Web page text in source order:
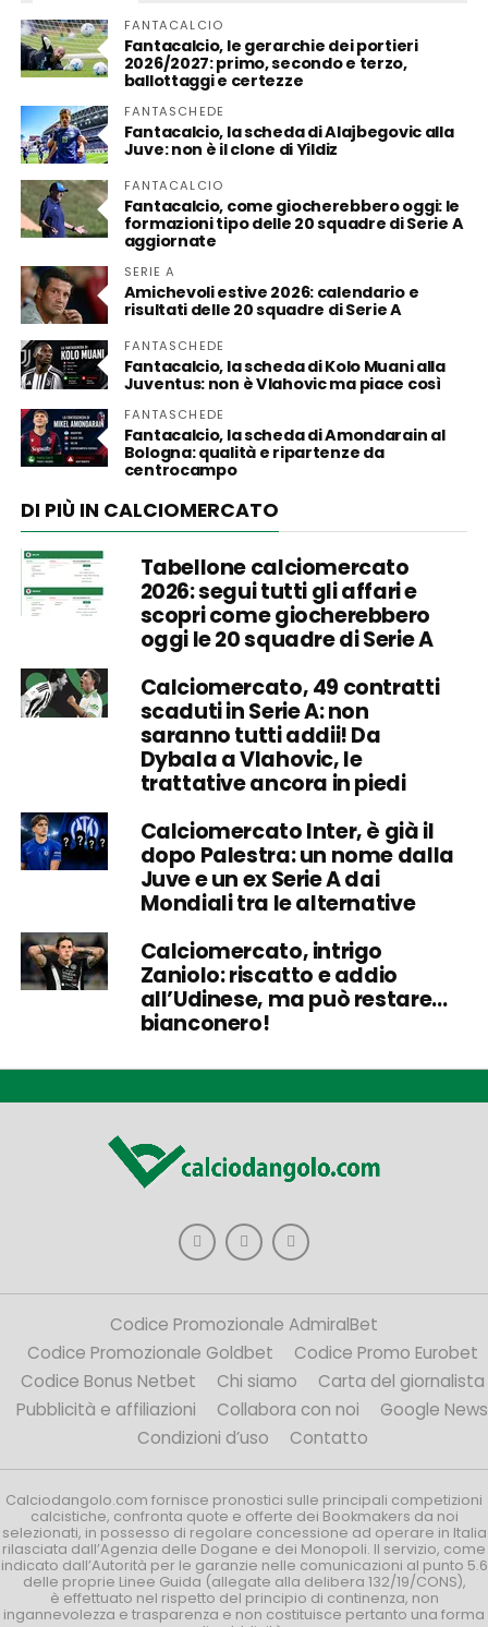
FANTACALCIO
Fantacalcio, le gerarchie dei portieri
2026/2027: primo, secondo e terzo,
ballottaggi e certezze
FANTASCHEDE
Fantacalcio, la scheda di Alajbegovic alla
Juve: non è il clone di Yildiz
FANTACALCIO
Fantacalcio, come giocherebbero oggi: le
formazioni tipo delle 20 squadre di Serie A
aggiornate
SERIE A
Amichevoli estive 2026: calendario e
risultati delle 20 squadre di Serie A
FANTASCHEDE
Fantacalcio, la scheda di Kolo Muani alla
Juventus: non è Vlahovic ma piace così
FANTASCHEDE
Fantacalcio, la scheda di Amondarain al
Bologna: qualità e ripartenze da
centrocampo
DI PIÙ IN CALCIOMERCATO
Tabellone calciomercato
2026: segui tutti gli affari e
scopri come giocherebbero
oggi le 20 squadre di Serie A
Calciomercato, 49 contratti
scaduti in Serie A: non
saranno tutti addii! Da
Dybala a Vlahovic, le
trattative ancora in piedi
Calciomercato Inter, è già il
dopo Palestra: un nome dalla
Juve e un ex Serie A dai
Mondiali tra le alternative
Calciomercato, intrigo
Zaniolo: riscatto e addio
all’Udinese, ma può restare…
bianconero!
Codice Promozionale AdmiralBet
Codice Promozionale Goldbet
Codice Promo Eurobet
Codice Bonus Netbet
Chi siamo
Carta del giornalista
Pubblicità e affiliazioni
Collabora con noi
Google News
Condizioni d’uso
Contatto
Calciodangolo.com fornisce pronostici sulle principali competizioni
calcistiche, confronta quote e offerte dei Bookmakers da noi
selezionati, in possesso di regolare concessione ad operare in Italia
rilasciata dall’Agenzia delle Dogane e dei Monopoli. Il servizio, come
indicato dall’Autorità per le garanzie nelle comunicazioni al punto 5.6
delle proprie Linee Guida (allegate alla delibera 132/19/CONS),
è effettuato nel rispetto del principio di continenza, non
ingannevolezza e trasparenza e non costituisce pertanto una forma